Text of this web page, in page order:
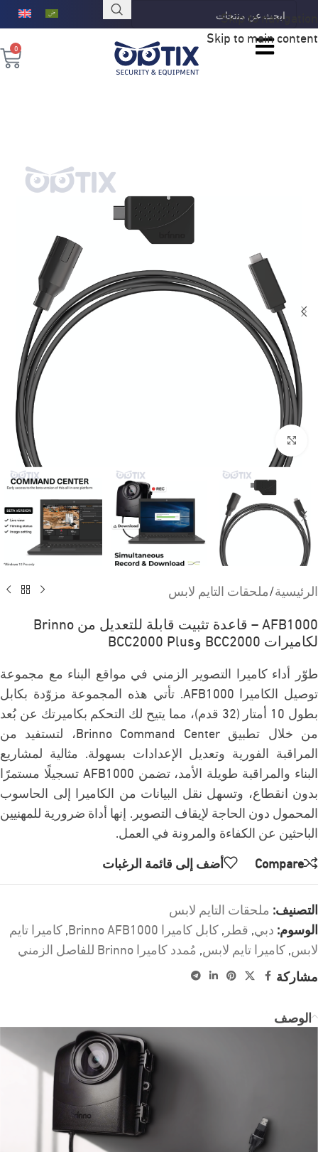
Skip to navigation
Skip to main content
0
الرئيسية/ملحقات التايم لابس
AFB1000 – قاعدة تثبيت قابلة للتعديل من Brinno
لكاميرات BCC2000 وBCC2000 Plus
طوّر أداء كاميرا التصوير الزمني في مواقع البناء مع مجموعة
توصيل الكاميرا AFB1000. تأتي هذه المجموعة مزوّدة بكابل
بطول 10 أمتار (32 قدم)، مما يتيح لك التحكم بكاميرتك عن بُعد
من خلال تطبيق Brinno Command Center، لتستفيد من
المراقبة الفورية وتعديل الإعدادات بسهولة. مثالية لمشاريع
البناء والمراقبة طويلة الأمد، تضمن AFB1000 تسجيلًا مستمرًا
بدون انقطاع، وتسهل نقل البيانات من الكاميرا إلى الحاسوب
المحمول دون الحاجة لإيقاف التصوير. إنها أداة ضرورية للمهنيين
الباحثين عن الكفاءة والمرونة في العمل.
Compare
أضف إلى قائمة الرغبات
التصنيف: ملحقات التايم لابس
الوسوم:دبي,قطر,كابل كاميرا Brinno AFB1000 ,كاميرا تايم
لابس,كاميرا تايم لابس, مُمدد كاميرا Brinno للفاصل الزمني
مشاركة
الوصف